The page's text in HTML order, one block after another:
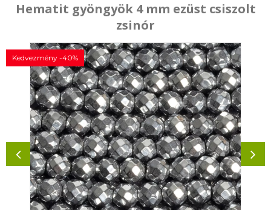
Hematit gyöngyök 4 mm ezüst csiszolt
zsinór
Kedvezmény -40%